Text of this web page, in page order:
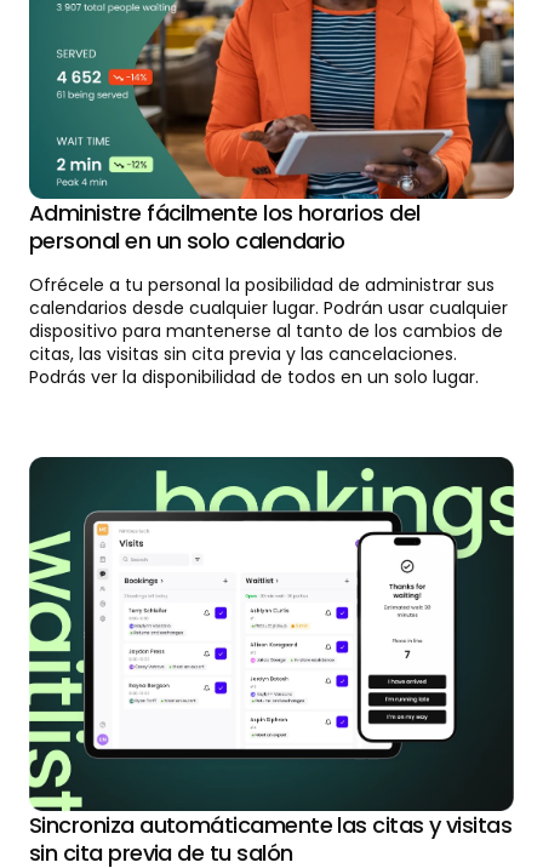
Administre fácilmente los horarios del
personal en un solo calendario
Ofrécele a tu personal la posibilidad de administrar sus
calendarios desde cualquier lugar. Podrán usar cualquier
dispositivo para mantenerse al tanto de los cambios de
citas, las visitas sin cita previa y las cancelaciones.
Podrás ver la disponibilidad de todos en un solo lugar.
Sincroniza automáticamente las citas y visitas
sin cita previa de tu salón